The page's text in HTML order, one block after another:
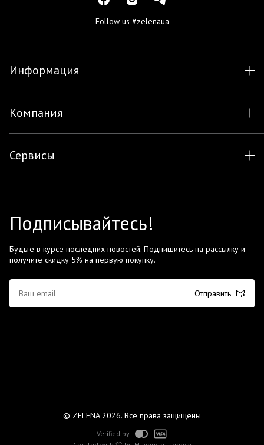
Follow us #zelenaua
Информация
Компания
Сервисы
Подписывайтесь!
Будьте в курсе последних новостей. Подпишитесь на рассылку и
получите скидку 5% на первую покупку.
Отправить
© ZELENA 2026. Все права защищены
Verified by